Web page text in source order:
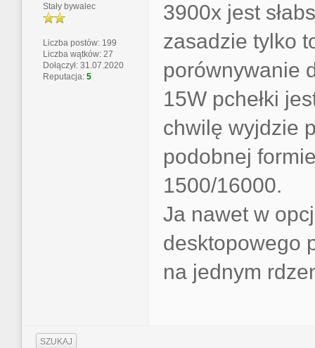
Stały bywalec
Liczba postów: 199
Liczba wątków: 27
Dołączył: 31.07.2020
Reputacja: 5
3900x jest
zasadzie tylko
porównywanie
15W pchełki
chwilę wyjdzie
podobnej
1500/16000.
Ja nawet w
desktopowego
na jednym
SZUKAJ